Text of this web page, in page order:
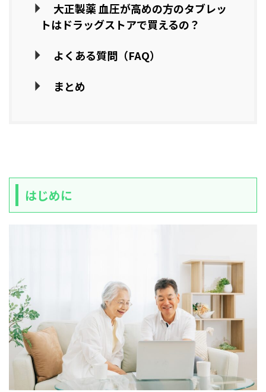
大正製薬 血圧が高めの方のタブレッ
トはドラッグストアで買えるの？
よくある質問（FAQ）
まとめ
はじめに